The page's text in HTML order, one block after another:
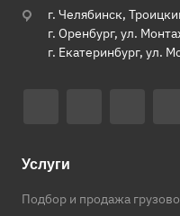
г. Челябинск,
г. Оренбург, ул.
г. Екатеринбург, ул.
Услуги
Подбор и продажа